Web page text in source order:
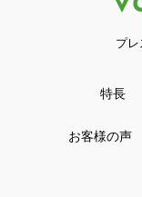
プ
特長
お客様の声